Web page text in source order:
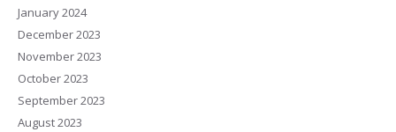
January 2024
December 2023
November 2023
October 2023
September 2023
August 2023